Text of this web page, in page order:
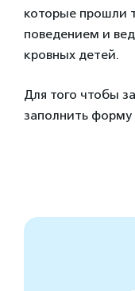
которые прошли
поведением и
кровных детей.
Для того чтобы
заполнить форму